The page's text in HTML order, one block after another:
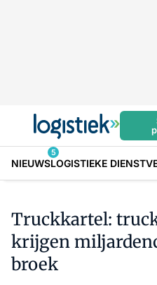
NIEUWS
5
LOGISTIEKE
Truckkartel:
krijgen
broek